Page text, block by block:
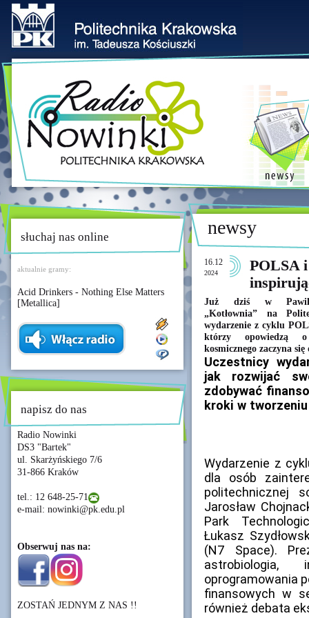
słuchaj nas online
aktualnie gramy:
Acid Drinkers - Nothing Else Matters
[Metallica]
napisz do nas
Radio Nowinki
DS3 "Bartek"
ul. Skarżyńskiego 7/6
31-866 Kraków
tel.: 12 648-25-71
e-mail: nowinki@pk.edu.pl
Obserwuj nas na:
ZOSTAŃ JEDNYM Z NAS !!
newsy
16.12
2024
POLSA
Już dziś w
„Kotłownia” na
wydarzenie z cyklu
którzy opowiedzą o
kosmicznego zaczyna się
Uczestnicy
jak rozwijać
zdobywać
kroki w
Wydarzenie z
dla osób
politechnicznej
Jarosław
Park
Łukasz
(N7 Space).
astrobiologia,
oprogramowania
finansowych w
również debata